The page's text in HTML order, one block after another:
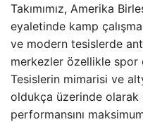
Takımımız, Amerika
eyaletinde kamp
ve modern tesislerde
merkezler özellikle spor
Tesislerin mimarisi ve
oldukça üzerinde
performansını